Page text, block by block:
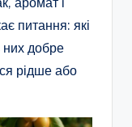
питання: які
них добре
рідше або